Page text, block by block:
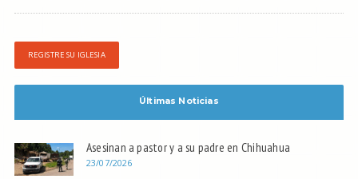
REGISTRE SU IGLESIA
Últimas Noticias
Asesinan a pastor y a su padre en Chihuahua
23/07/2026